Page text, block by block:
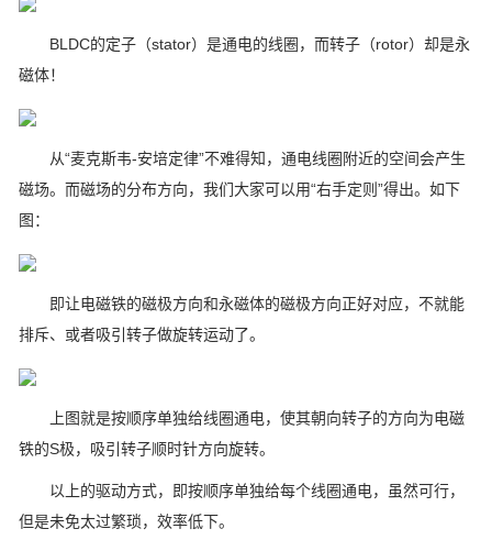
BLDC的定子（stator）是通电的线圈，而转子（rotor）却是永
磁体！
从“麦克斯韦-安培定律”不难得知，通电线圈附近的空间会产生
磁场。而磁场的分布方向，我们大家可以用“右手定则”得出。如下
图：
即让电磁铁的磁极方向和永磁体的磁极方向正好对应，不就能
排斥、或者吸引转子做旋转运动了。
上图就是按顺序单独给线圈通电，使其朝向转子的方向为电磁
铁的S极，吸引转子顺时针方向旋转。
以上的驱动方式，即按顺序单独给每个线圈通电，虽然可行，
但是未免太过繁琐，效率低下。